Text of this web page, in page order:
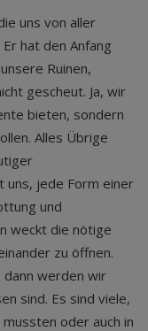
uns von aller
hat den Anfang
Ruinen,
gescheut. Ja, wir
bieten, sondern
Alles Übrige
uns, jede Form einer
und
weckt die nötige
zu öffnen.
dann werden wir
sind. Es sind viele,
oder auch in